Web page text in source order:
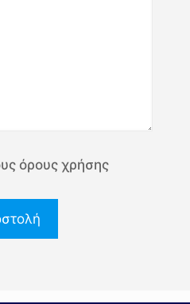
όρους χρήσης